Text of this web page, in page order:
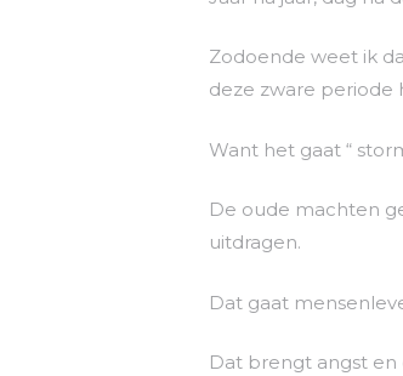
Zodoende weet ik
deze zware periode
Want het gaat “
De oude machten
uitdragen.
Dat gaat
Dat brengt angst